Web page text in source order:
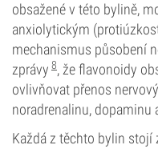
obsažené v této bylině,
anxiolytickým
mechanismus působení
zprávy 8, že flavonoidy
ovlivňovat přenos
noradrenalinu, dopaminu
Každá z těchto bylin stojí